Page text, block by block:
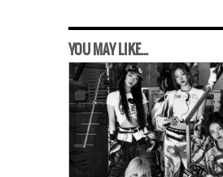
YOU MAY LIKE...